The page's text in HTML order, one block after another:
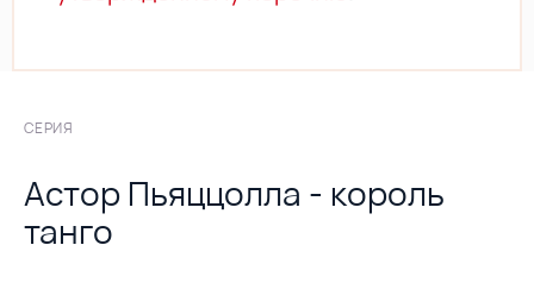
СЕРИЯ
Астор Пьяццолла - король
танго